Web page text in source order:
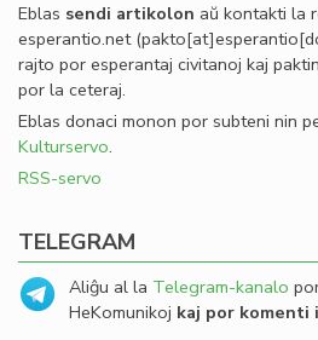
Eblas sendi artikolon aŭ kontakti la
esperantio.net
rajto por esperantaj civitanoj kaj
por la ceteraj.
Eblas donaci monon por subteni nin
Kulturservo.
RSS-servo
TELEGRAM
Aliĝu al la Telegram-kanalo
HeKomunikoj kaj por komenti